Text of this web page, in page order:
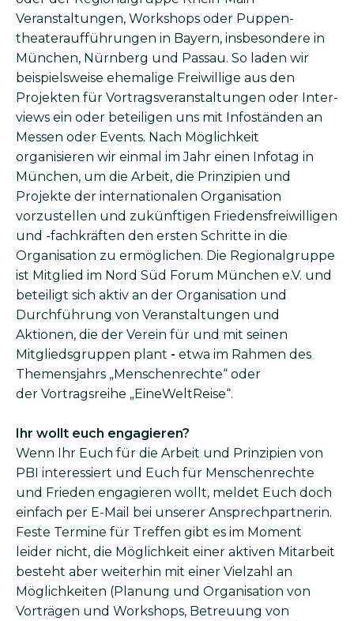
Veranstaltungen, Workshops oder Puppen­
theater­aufführungen in Bayern, insbesondere in
München, Nürnberg und Passau. So laden wir
beispiels­weise ehemalige Frei­willige aus den
Projekten für Vortrags­veranstaltungen oder Inter­
views ein oder beteiligen uns mit Info­ständen an
Messen oder Events. Nach Mög­lichkeit
organisieren wir einmal im Jahr einen Infotag in
München, um die Arbeit, die Prinzipien und
Projekte der inter­nationalen Organi­sation
vorzustellen und zukünftigen Friedens­freiwilligen
und -fachkräften den ersten Schritte in die
Organisation zu ermöglichen. Die Regional­gruppe
ist Mitglied im Nord Süd Forum München e.V. und
beteiligt sich aktiv an der Organisation und
Durchführung von Veranstaltungen und
Aktionen, die der Verein für und mit seinen
Mitglieds­gruppen plant - etwa im Rahmen des
Themensjahrs „Menschenrechte“ oder
der Vortragsreihe „EineWeltReise“.
Ihr wollt euch engagieren?
Wenn Ihr Euch für die Arbeit und Prinzipien von
PBI interessiert und Euch für Menschenrechte
und Frieden engagieren wollt, meldet Euch doch
einfach per E-Mail bei unserer Ansprechpartnerin.
Feste Termine für Treffen gibt es im Moment
leider nicht, die Möglichkeit einer aktiven Mitarbeit
besteht aber weiterhin mit einer Vielzahl an
Möglichkeiten (Planung und Organisation von
Vorträgen und Workshops, Betreuung von